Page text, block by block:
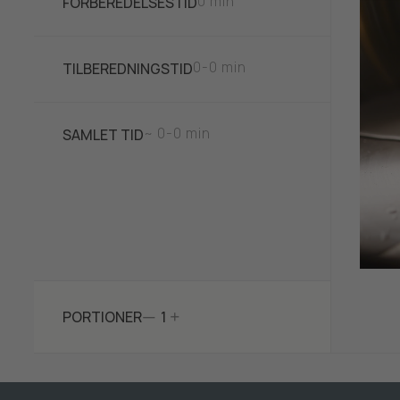
TILBEREDNINGSTID0-0 min
SAMLET TID~ 0-0 min
PORTIONER— 1 +